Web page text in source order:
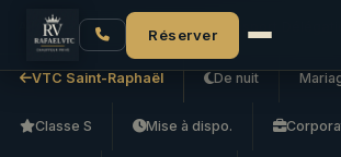
Réserver
Accueil VTC Saint-Raphaël
VTC Saint-Raphaël De nuit
Classe S Mise à dispo.